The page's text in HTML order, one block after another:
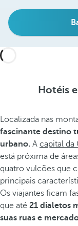
Hotéis
Localizada nas
fascinante destino
urbano. A capital da
está próxima de
quatro vulcões que
principais
Os viajantes ficam
que até 21 dialetos
suas ruas e